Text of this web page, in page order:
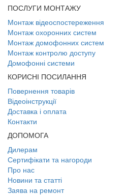
ПОСЛУГИ МОНТАЖУ
Монтаж відеоспостереження
Монтаж охоронних систем
Монтаж домофонних систем
Монтаж контролю доступу
Домофонні системи
КОРИСНІ ПОСИЛАННЯ
Повернення товарів
Відеоінструкції
Доставка і оплата
Контакти
ДОПОМОГА
Дилерам
Сертифікати та нагороди
Про нас
Новини та статті
Заява на ремонт